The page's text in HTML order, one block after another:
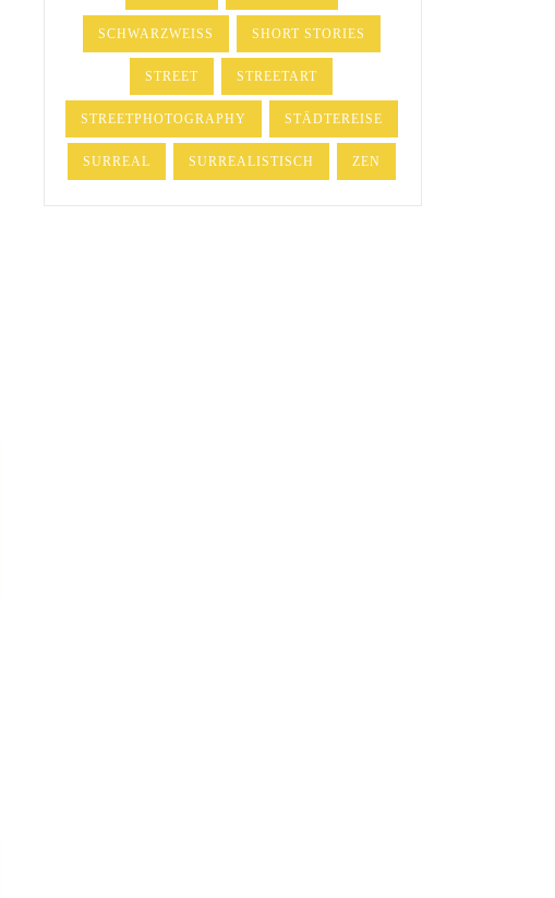
SCHWARZWEISS SHORT STORIES
STREET STREETART
STREETPHOTOGRAPHY STÄDTEREISE
SURREAL SURREALISTISCH ZEN